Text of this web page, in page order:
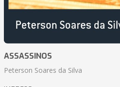
ASSASSINOS
Peterson Soares da Silva